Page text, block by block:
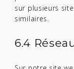
sur plusieurs
similaires.
6.4